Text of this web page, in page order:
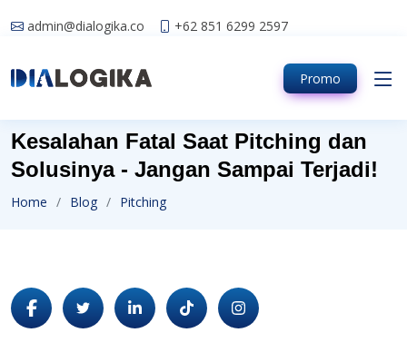
admin@dialogika.co +62 851 6299 2597
Promo
Kesalahan Fatal Saat Pitching dan
Solusinya - Jangan Sampai Terjadi!
Home Blog Pitching